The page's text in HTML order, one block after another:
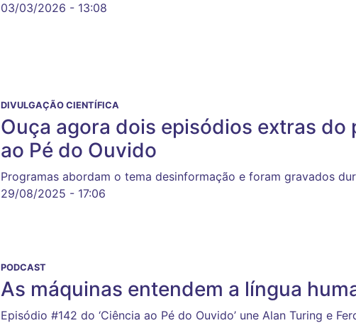
03/03/2026 - 13:08
DIVULGAÇÃO CIENTÍFICA
Ouça agora dois episódios extras do
ao Pé do Ouvido
Programas abordam o tema desinformação e foram gravados
29/08/2025 - 17:06
PODCAST
As máquinas entendem a língua
Episódio #142 do ‘Ciência ao Pé do Ouvido’ une Alan Turing e